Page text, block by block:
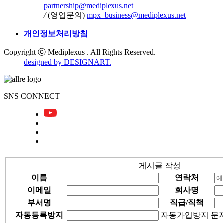
partnership@mediplexus.net
/(영업문의) mpx_business@mediplexus.net
개인정보처리방침
Copyright ⓒ Mediplexus . All Rights Reserved.
designed by DESIGNART.
SNS CONNECT
게시글 작성
이름
연락처
이메일
회사명
부서명
직급/직책
자동등록방지
자동가입방지 문